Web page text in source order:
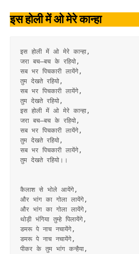
इस होली में ओ मेरे कान्हा
इस होली में ओ मेरे कान्हा,
जरा बच–बच के रहियो,
सब भर पिचकारी लायेंगे,
तुम देखते रहियो,
सब भर पिचकारी लायेंगे,
तुम देखते रहियो,
इस होली में ओ मेरे कान्हा,
जरा बच–बच के रहियो,
सब भर पिचकारी लायेंगे,
तुम देखते रहियो,
सब भर पिचकारी लायेंगे,
तुम देखते रहियो।।
कैलाश से भोले आयेंगे,
और भांग का गोला लायेंगे,
और भांग का गोला लायेंगे,
थोड़ी भंगिया तुम्हे पिलायेंगे,
डमरू पे नाच नचायेंगे,
डमरू पे नाच नचायेंगे,
पीकर के तुम भांग कन्हैया,